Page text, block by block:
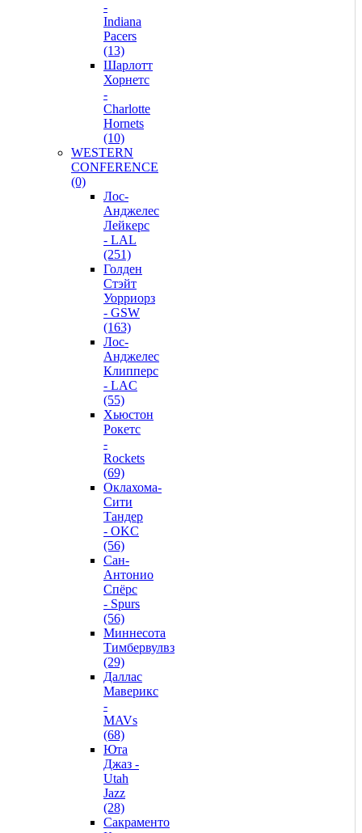
-
Indiana
Pacers
(13)
Шарлотт
Хорнетс
-
Charlotte
Hornets
(10)
WESTERN
CONFERENCE
(0)
Лос-
Анджелес
Лейкерс
- LAL
(251)
Голден
Стэйт
Уорриорз
- GSW
(163)
Лос-
Анджелес
Клипперс
- LAC
(55)
Хьюстон
Рокетс
-
Rockets
(69)
Оклахома-
Сити
Тандер
- OKC
(56)
Сан-
Антонио
Спёрс
- Spurs
(56)
Миннесота
Тимбервулвз
(29)
Даллас
Маверикс
-
MAVs
(68)
Юта
Джаз -
Utah
Jazz
(28)
Сакраменто